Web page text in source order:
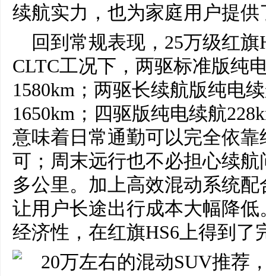
续航实力，也为家庭用户提
回到常规表现，25万级红
CLTC工况下，两驱标准版纯
1580km；两驱长续航版纯电
1650km；四驱版纯电续航
意味着日常通勤可以完全依
可；周末远行也不必担心续
多公里。加上高效混动系统
让用户长途出行成本大幅降
经济性，在红旗HS6上得到了